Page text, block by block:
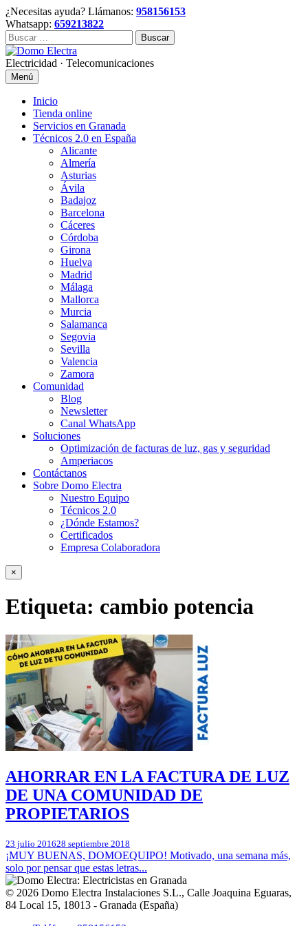
Skip
to
content
¿Necesitas ayuda? Llámanos: 958156153
Whatsapp: 659213822
Buscar:
Electricidad · Telecomunicaciones
Menú
Inicio
Tienda online
Servicios en Granada
Técnicos 2.0 en España
Alicante
Almería
Asturias
Ávila
Badajoz
Barcelona
Cáceres
Córdoba
Girona
Huelva
Madrid
Málaga
Mallorca
Murcia
Salamanca
Segovia
Sevilla
Valencia
Zamora
Comunidad
Blog
Newsletter
Canal WhatsApp
Soluciones
Optimización de facturas de luz, gas y seguridad
Amperiacos
Contáctanos
Sobre Domo Electra
Nuestro Equipo
Técnicos 2.0
¿Dónde Estamos?
Certificados
Empresa Colaboradora
×
Etiqueta: cambio potencia
AHORRAR EN LA FACTURA DE LUZ
DE UNA COMUNIDAD DE
PROPIETARIOS
23 julio 201628 septiembre 2018
¡MUY BUENAS, DOMOEQUIPO! Motivado, una semana más,
solo por pensar que estas letras...
© 2026 Domo Electra Instalaciones S.L., Calle Joaquina Eguaras,
84 Local 15, 18013 - Granada (España)